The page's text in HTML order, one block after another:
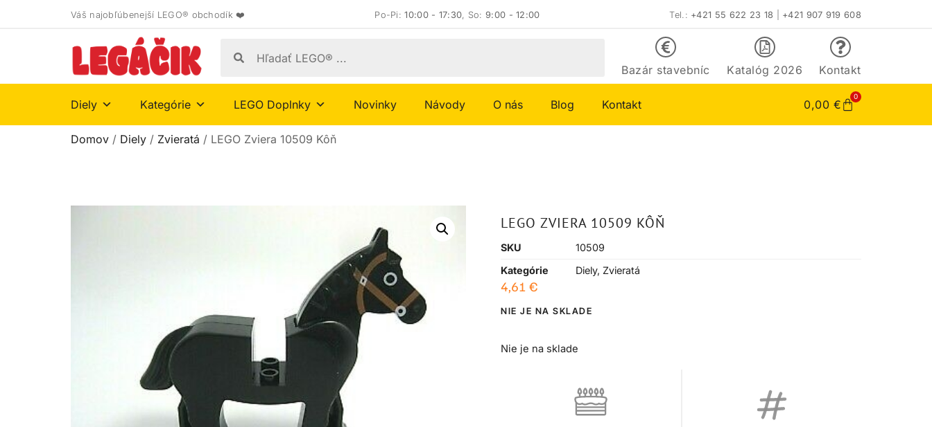
Váš najobľúbenejší LEGO® obchodík ❤️ Po-Pi:10:00 - 17:30, So:9:00 - 12:00 Tel.: +421 55 622 23 18 +421 907 919 608
Bazár stavebníc Katalóg 2026 Kontakt
Diely Kategórie LEGO Doplnky Novinky Návody O nás Blog Kontakt 0,00 €
0
Domov / Diely / Zvieratá / LEGO Zviera 10509 Kôň
LEGO ZVIERA 10509 KÔŇ
SKU
10509
Kategórie
Diely, Zvieratá
4,61 €
NIE JE NA SKLADE
Nie je na sklade